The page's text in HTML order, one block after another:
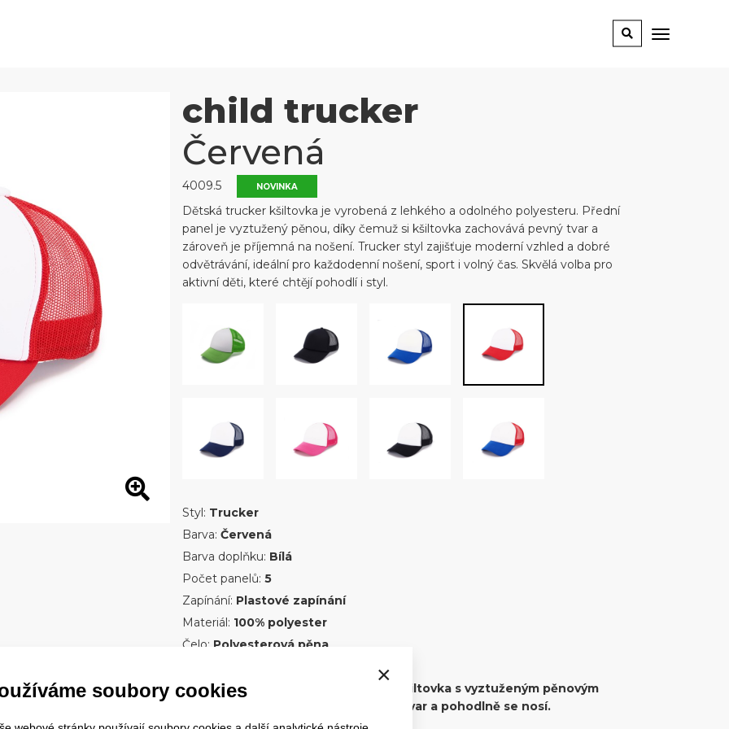
×
soubory cookies
child trucker
Červená
4009.5 NOVINKA
Dětská trucker kšiltovka je vyrobená z lehkého a odolného polyesteru. Přední
panel je vyztužený pěnou, díky čemuž si kšiltovka zachovává pevný tvar a
zároveň je příjemná na nošení. Trucker styl zajišťuje moderní vzhled a dobré
odvětrávání, ideální pro každodenní nošení, sport i volný čas. Skvělá volba pro
aktivní děti, které chtějí pohodlí i styl.
Styl: Trucker
Barva: Červená
Barva doplňku: Bílá
Počet panelů: 5
Zapínání: Plastové zapínání
Materiál: 100% polyester
Čelo: Polyesterová pěna
Specifikace:
Stylová dětská trucker kšiltovka s vyztuženým pěnovým
předním panelem, která skvěle drží tvar a pohodlně se nosí.